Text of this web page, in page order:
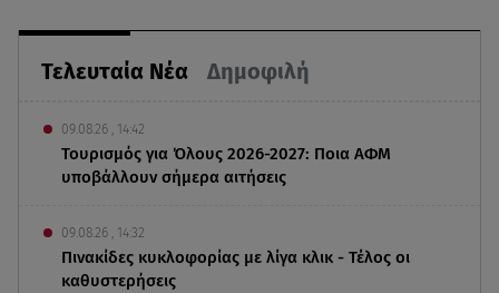
Τελευταία Νέα Δημοφιλή
09.08.26 , 14:42
Τουρισμός για Όλους 2026-2027: Ποια ΑΦΜ
υποβάλλουν σήμερα αιτήσεις
09.08.26 , 14:32
Πινακίδες κυκλοφορίας με λίγα κλικ - Τέλος οι
καθυστερήσεις